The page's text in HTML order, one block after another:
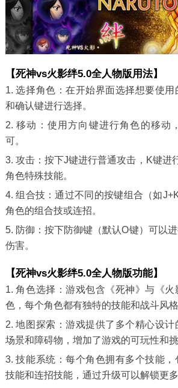
【死神vs火影绊5.0全人物版用法】
1. 选择角色：在开始界面选择想要使
和确认键进行选择。
2. 移动：使用方向键进行角色的移动
可。
3. 攻击：按下J键进行普通攻击，K键进
角色特殊技能。
4. 组合技：通过不同的按键组合（如
角色的组合技或连招。
5. 防御：按下防御键（默认O键）可以
伤害。
【死神vs火影绊5.0全人物版功能】
1. 角色选择：游戏包含《死神》与《火
色，每个角色都有独特的技能和战斗风格
2. 地图探索：游戏提供了多个精心设
场景和障碍物，增加了游戏的可玩性和挑
3. 技能系统：每个角色拥有多个技能，
技能和连招技能，通过升级可以解锁更多